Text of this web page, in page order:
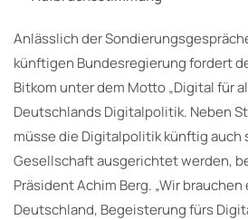
Anlässlich der
künftigen Bundesregierung fordert
Bitkom unter dem Motto „Digital für
Deutschlands Digitalpolitik. Neben
müsse die Digitalpolitik künftig auch
Gesellschaft ausgerichtet werden,
Präsident Achim Berg. „Wir
Deutschland, Begeisterung fürs